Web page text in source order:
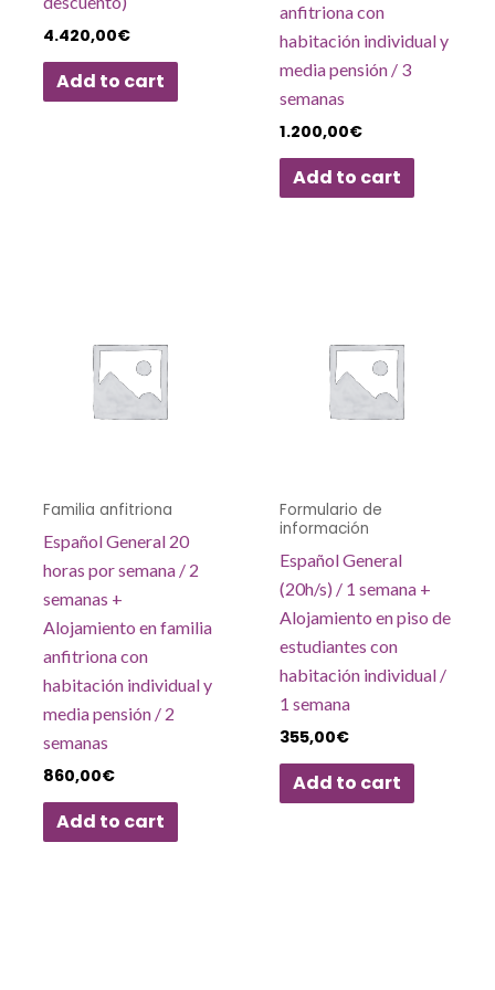
4.420,00€
Add to cart
anfitriona con
habitación individual y
media pensión / 3
semanas
1.200,00€
Add to cart
Familia anfitriona
Español General 20
horas por semana / 2
semanas +
Alojamiento en familia
anfitriona con
habitación individual y
media pensión / 2
semanas
860,00€
Add to cart
Formulario de
información
Español General
(20h/s) / 1 semana +
Alojamiento en piso de
estudiantes con
habitación individual /
1 semana
355,00€
Add to cart